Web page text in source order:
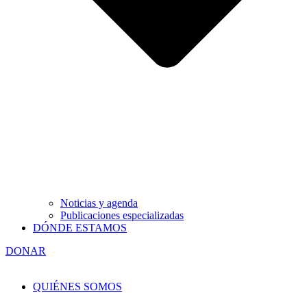
Noticias y agenda
Publicaciones especializadas
DÓNDE ESTAMOS
DONAR
QUIÉNES SOMOS